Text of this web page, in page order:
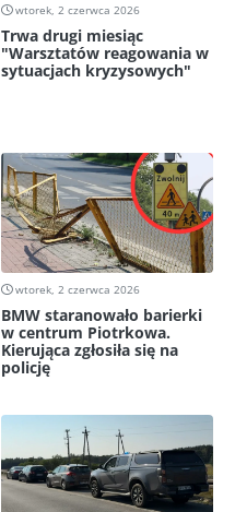
wtorek, 2 czerwca 2026
Trwa drugi miesiąc
"Warsztatów reagowania w
sytuacjach kryzysowych"
wtorek, 2 czerwca 2026
BMW staranowało barierki
w centrum Piotrkowa.
Kierująca zgłosiła się na
policję